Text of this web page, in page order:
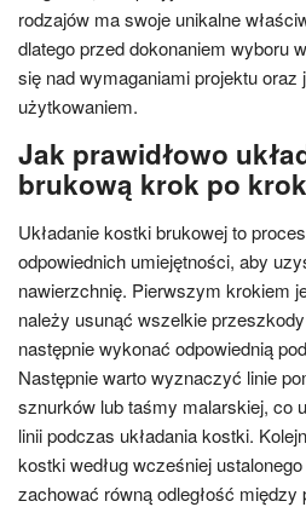
rodzajów ma swoje unikalne
dlatego przed dokonaniem wyboru
się nad wymaganiami projektu oraz
użytkowaniem.
Jak prawidłowo
brukową krok po
Układanie kostki brukowej to
odpowiednich umiejętności, aby
nawierzchnię. Pierwszym krokiem
należy usunąć wszelkie
następnie wykonać odpowiednią
Następnie warto wyznaczyć linie
sznurków lub taśmy malarskiej, co
linii podczas układania kostki.
kostki według wcześniej
zachować równą odległość